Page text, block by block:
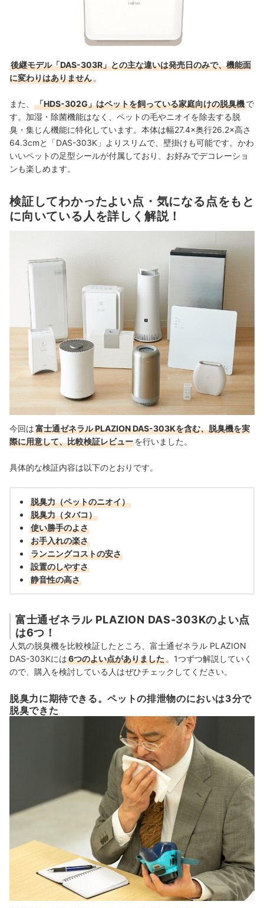
後継モデル「DAS-303R」との主な違いは発売日のみで、機能面
に変わりはありません 。
また、 「HDS-302G」はペットを飼っている家庭向けの脱臭機で
す。加湿・除菌機能はなく、ペットの毛やニオイを除去する脱
臭・集じん機能に特化しています。本体は幅27.4×奥行26.2×高さ
64.3cmと「DAS-303K」よりスリムで、壁掛けも可能です。かわ
いいペットの足型シールが付属しており、お好みでデコレーショ
ンも楽しめます。
検証してわかったよい点・気になる点をもと
に向いている人を詳しく解説！
今回は富士通ゼネラル PLAZION DAS-303Kを含む、脱臭機を実
際に用意して、比較検証レビューを行いました。
具体的な検証内容は以下のとおりです。
脱臭力（ペットのニオイ）
脱臭力（タバコ）
使い勝手のよさ
お手入れの楽さ
ランニングコストの安さ
設置のしやすさ
静音性の高さ
富士通ゼネラル PLAZION DAS-303Kのよい点
は6つ！
人気の脱臭機を比較検証したところ、富士通ゼネラル PLAZION
DAS-303Kには6つのよい点がありました 。1つずつ解説していく
ので、購入を検討している人はぜひチェックしてください。
脱臭力に期待できる。ペットの排泄物のにおいは3分で
脱臭できた